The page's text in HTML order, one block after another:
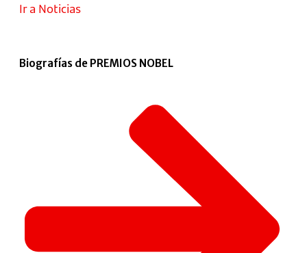
Ir a Noticias
Biografías de PREMIOS NOBEL